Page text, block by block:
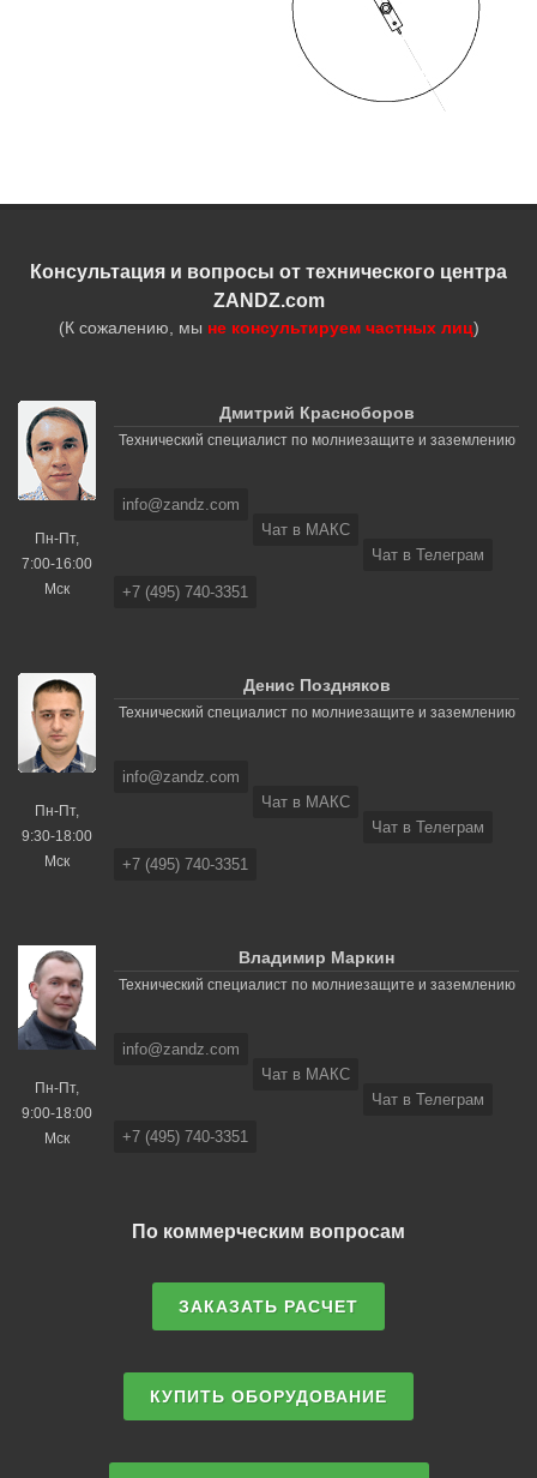
Консультация и вопросы от технического центра
ZANDZ.com
(К сожалению, мы не консультируем частных лиц)
Пн-Пт,
7:00-16:00
Мск
Дмитрий Красноборов
Технический специалист по молниезащите и заземлению
info@zandz.com
Чат в МАКС
Чат в Телеграм
+7 (495) 740-3351
Пн-Пт,
9:30-18:00
Мск
Денис Поздняков
Технический специалист по молниезащите и заземлению
info@zandz.com
Чат в МАКС
Чат в Телеграм
+7 (495) 740-3351
Пн-Пт,
9:00-18:00
Мск
Владимир Маркин
Технический специалист по молниезащите и заземлению
info@zandz.com
Чат в МАКС
Чат в Телеграм
+7 (495) 740-3351
По коммерческим вопросам
ЗАКАЗАТЬ РАСЧЕТ
КУПИТЬ ОБОРУДОВАНИЕ